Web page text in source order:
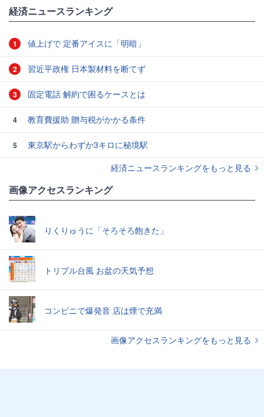
経済ニュースランキング
1 値上げで 定番アイスに「明暗」
2 習近平政権 日本製材料を断てず
3 固定電話 解約で困るケースとは
4 教育費援助 贈与税がかかる条件
5
東京駅からわずか3キロに秘境駅
経済ニュースランキングをもっと見る
画像アクセスランキング
りくりゅうに「そろそろ飽きた」
トリプル台風 お盆の天気予想
コンビニで爆発音 店は煙で充満
画像アクセスランキングをもっと見る